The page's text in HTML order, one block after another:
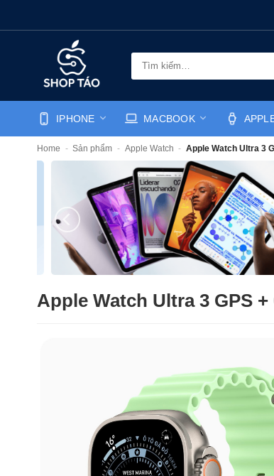
Tìm
IPHONE MACBOOK
Home - Sản phẩm - Apple Watch - Apple Watch Ultra 3
Apple Watch Ultra 3 GPS